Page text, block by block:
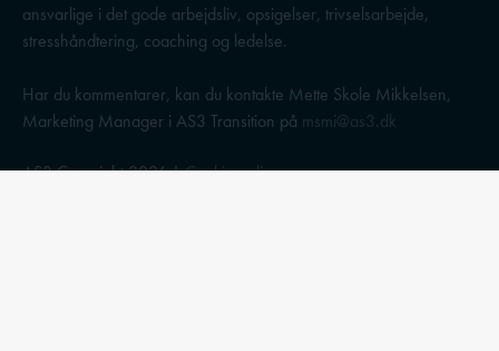
ansvarlige i det gode arbejdsliv, opsigelser, trivselsarbejde,
stresshåndtering, coaching og ledelse.
Har du kommentarer, kan du kontakte Mette Skole Mikkelsen,
Marketing Manager i AS3 Transition på msmi@as3.dk
AS3 Copyright 2026 |Cookie policy